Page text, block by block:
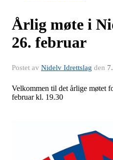
Årlig møte i
26. februar
Postet av Nidelv Idrettslag den
Velkommen til det årlige møtet
februar kl. 19.30